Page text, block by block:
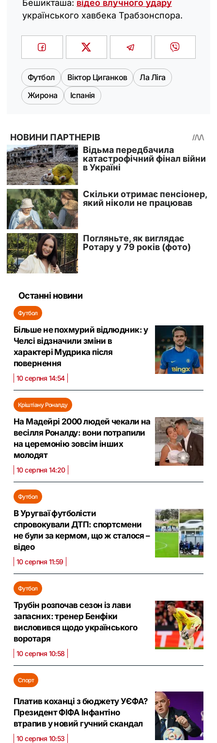
Бешикташа: відео влучного удару
українського хавбека Трабзонспора.
Футбол Віктор Циганков
Ла Ліга
Жирона
Іспанія
Останні новини
Футбол
Більше не похмурий відлюдник: у
Челсі відзначили зміни в
характері Мудрика після
повернення
10 серпня 14:54
Кріштіану Роналду
На Мадейрі 2000 людей чекали на
весілля Роналду: вони потрапили
на церемонію зовсім інших
молодят
10 серпня 14:20
Футбол
В Уругваї футболісти
спровокували ДТП: спортсмени
не були за кермом, що ж сталося –
відео
10 серпня 11:59
Футбол
Трубін розпочав сезон із лави
запасних: тренер Бенфіки
висловився щодо українського
воротаря
10 серпня 10:58
Спорт
Платив коханці з бюджету УЄФА?
Президент ФІФА Інфантіно
втрапив у новий гучний скандал
10 серпня 10:53